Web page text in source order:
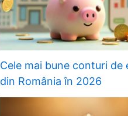
Cele mai bune conturi de
din România în 2026